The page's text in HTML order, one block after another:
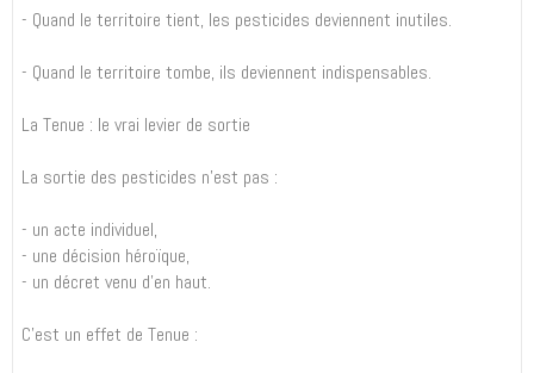
- Quand le territoire tient, les pesticides deviennent inutiles.
- Quand le territoire tombe, ils deviennent indispensables.
La Tenue : le vrai levier de sortie
La sortie des pesticides n’est pas :
- un acte individuel,
- une décision héroïque,
- un décret venu d’en haut.
C’est un effet de Tenue :